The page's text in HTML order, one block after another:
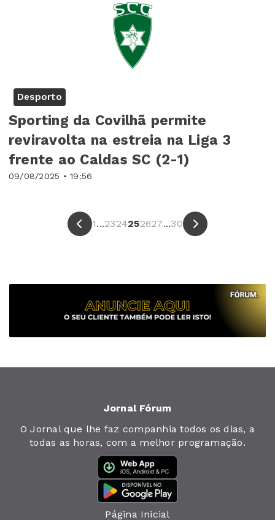
Desporto
09/08/2025 • 19:56
Sporting da Covilhã permite
reviravolta na estreia na Liga 3
frente ao Caldas SC (2-1)
1...2324252627...30
Jornal Fórum
O Jornal que lhe faz companhia todos os dias, a
todas as horas, com a melhor programação.
Página Inicial